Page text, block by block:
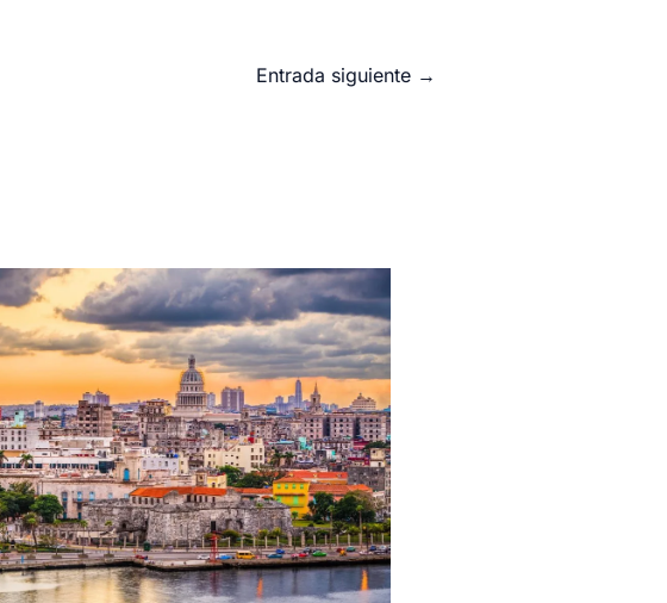
Entrada siguiente →